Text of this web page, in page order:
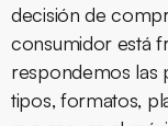
decisión de
consumidor está
respondemos las
tipos, formatos,